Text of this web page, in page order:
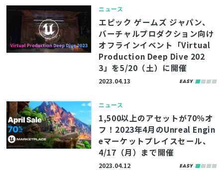
ニュース
エピック ゲームズ ジャパン、
バーチャルプロダクション向け
オフラインイベント「Virtual
Production Deep Dive 202
3」を5/20（土）に開催
2023.04.13
ニュース
1,500以上のアセットが70％オ
フ！2023年4月のUnreal Engin
eマーケットプレイスセール、
4/17（月）まで開催
2023.04.12